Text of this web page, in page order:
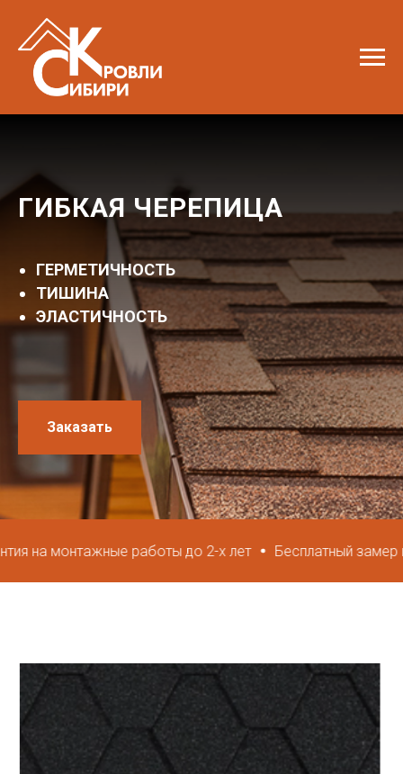
ГИБКАЯ ЧЕРЕПИЦА
ГЕРМЕТИЧНОСТЬ
ТИШИНА
ЭЛАСТИЧНОСТЬ
Заказать
монтажные работы до 2-х лет Бесплатный замер и